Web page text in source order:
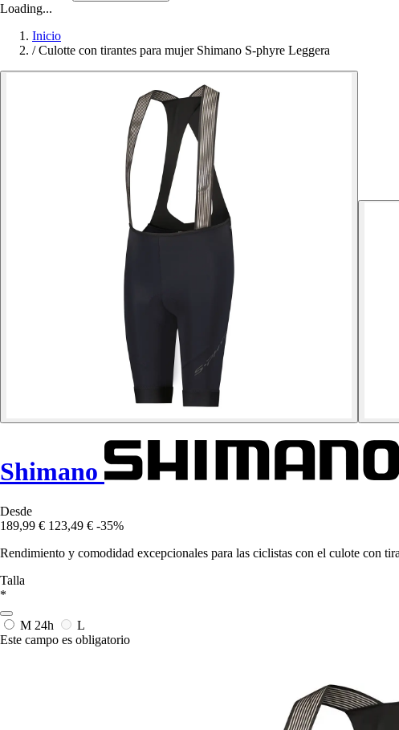
Loading...
Inicio
/ Culotte con tirantes para mujer Shimano S-phyre Leggera
Shimano
Desde
189,99 € 123,49 € -35%
Rendimiento y comodidad excepcionales para las ciclistas con el culote con
Talla
*
M 24h
L
Este campo es obligatorio